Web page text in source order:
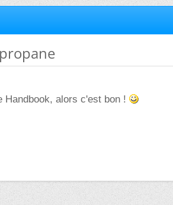
Handbook, alors c'est bon !